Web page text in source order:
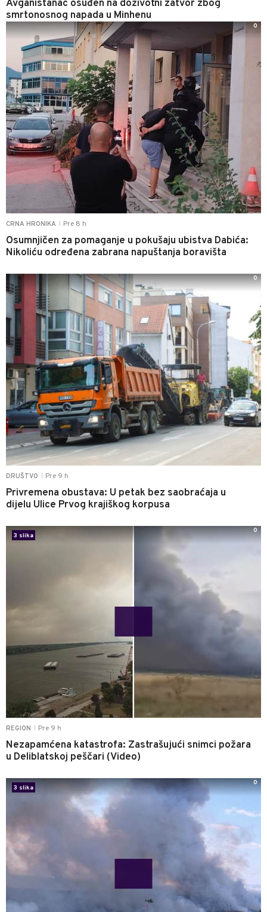
Avganistanac osuđen na doživotni zatvor zbog
smrtonosnog napada u Minhenu
CRNA HRONIKA Pre 8 h
Osumnjičen za pomaganje u pokušaju ubistva Dabića:
Nikoliću određena zabrana napuštanja boravišta
0
DRUŠTVO Pre 9 h
Privremena obustava: U petak bez saobraćaja u
dijelu Ulice Prvog krajiškog korpusa
0
REGION Pre 9 h
Nezapamćena katastrofa: Zastrašujući snimci požara
u Deliblatskoj peščari (Video)
3 slika
0
3 slika
0